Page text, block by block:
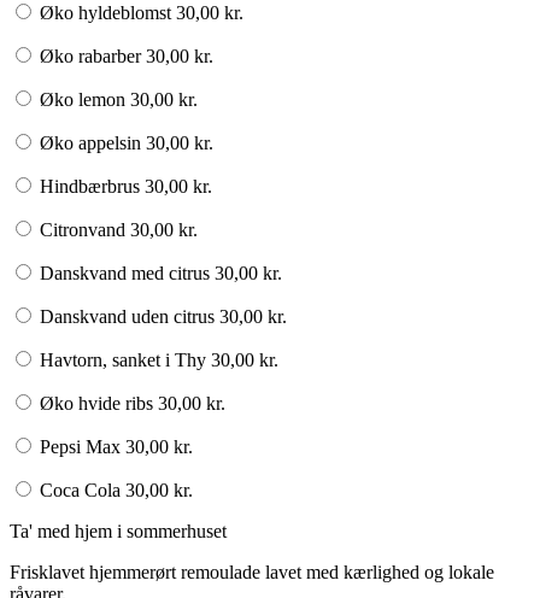
Øko hyldeblomst 30,00 kr.
Øko rabarber 30,00 kr.
Øko lemon 30,00 kr.
Øko appelsin 30,00 kr.
Hindbærbrus 30,00 kr.
Citronvand 30,00 kr.
Danskvand med citrus 30,00 kr.
Danskvand uden citrus 30,00 kr.
Havtorn, sanket i Thy 30,00 kr.
Øko hvide ribs 30,00 kr.
Pepsi Max 30,00 kr.
Coca Cola 30,00 kr.
Ta' med hjem i sommerhuset
Frisklavet hjemmerørt remoulade lavet med kærlighed og lokale
råvarer.